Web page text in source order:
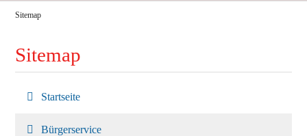
Stollhof
Netting
Sitemap
Sitemap
Startseite
Bürgerservice